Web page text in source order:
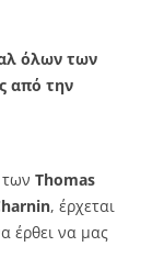
όλων των
από την
Thomas
, έρχεται
έρθει να μας